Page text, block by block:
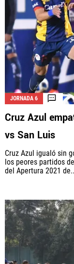
JORNADA 6
Cruz Azul
vs San Luis
Cruz Azul igualó sin
los peores partidos
del Apertura 2021